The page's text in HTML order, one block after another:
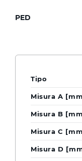
PED